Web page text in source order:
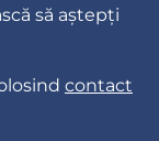
să aștepți
contact